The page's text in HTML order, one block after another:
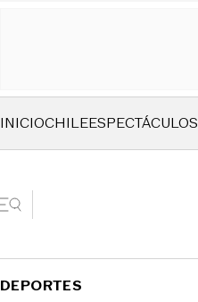
INICIOCHILEESPECTÁCULOS
DEPORTES